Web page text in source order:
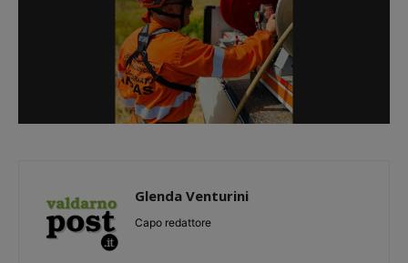
Glenda Venturini
Capo redattore